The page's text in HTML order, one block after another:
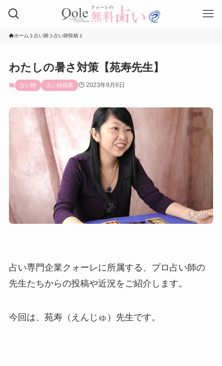
ホーム 占い師 占い師投稿
わたしの暑さ対策【苑寿先生】
占い師 占い師投稿 2023年9月6日
占い専門企業クォーレに所属する、プロ占い師の
先生たちからの投稿や近況をご紹介します。
今回は、苑寿（えんじゅ）先生です。